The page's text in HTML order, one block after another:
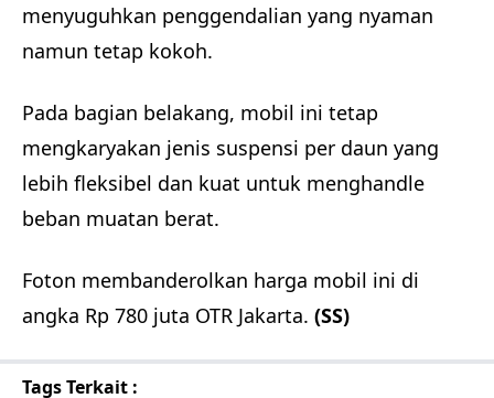
menyuguhkan penggendalian yang nyaman
namun tetap kokoh.
Pada bagian belakang, mobil ini tetap
mengkaryakan jenis suspensi per daun yang
lebih fleksibel dan kuat untuk menghandle
beban muatan berat.
Foton membanderolkan harga mobil ini di
angka Rp 780 juta OTR Jakarta. (SS)
Tags Terkait :